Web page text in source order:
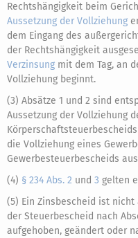
Rechtshängigkeit beim
Aussetzung der Vollziehung
dem Eingang des
der Rechtshängigkeit
Verzinsung mit dem Tag, an
Vollziehung beginnt.
(3) Absätze 1 und 2 sind
Aussetzung der Vollziehung
die Vollziehung eines
Gewerbesteuerbescheids
(4) § 234 Abs. 2 und 3 gelten
(5) Ein Zinsbescheid ist
der Steuerbescheid nach
aufgehoben, geändert oder